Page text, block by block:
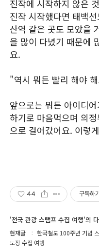
진작에 시작하지 않은
진작 시작했다면 태백
산역 같은 곳도 모았을
을 많이 다녔기 때문에
요.
"역시 뭐든 빨리 해야
앞으로는 뭐든 아이디
하기로 마음먹으며 의
으로 걸어갔어요. 이렇
44 구독하
'전국 관광 스탬프 수집 여행'의
현재글
한국철도 100주년 기념
도장 수집 여행